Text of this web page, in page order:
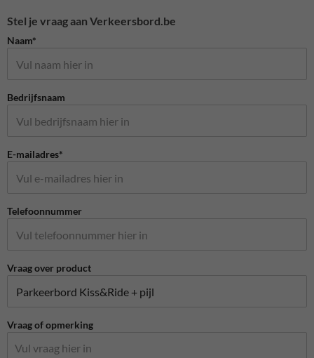
Stel je vraag aan Verkeersbord.be
Naam*
Bedrijfsnaam
E-mailadres*
Telefoonnummer
Vraag over product
Vraag of opmerking